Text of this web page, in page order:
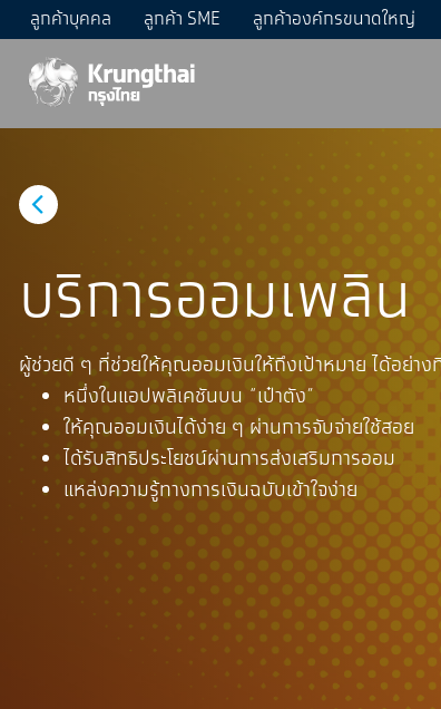
ลูกค้าบุคคล ลูกค้า SME ลูกค้าองค์กรขนาดใหญ่
บริการออมเพลิน
ผู้ช่วยดี ๆ ที่ช่วยให้คุณออมเงินให้ถึงเป้าหมาย ได้อย่าง
หนึ่งในแอปพลิเคชันบน “เป๋าตัง”
ให้คุณออมเงินได้ง่าย ๆ ผ่านการจับจ่ายใช้สอย
ได้รับสิทธิประโยชน์ผ่านการส่งเสริมการออม
แหล่งความรู้ทางการเงินฉบับเข้าใจง่าย